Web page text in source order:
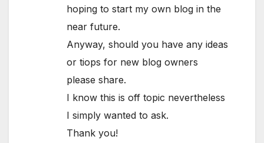
hoping to start my own blog in the
near future.
Anyway, should you have any ideas
or tiops for new blog owners
please share.
I know this is off topic nevertheless
I simply wanted to ask.
Thank you!